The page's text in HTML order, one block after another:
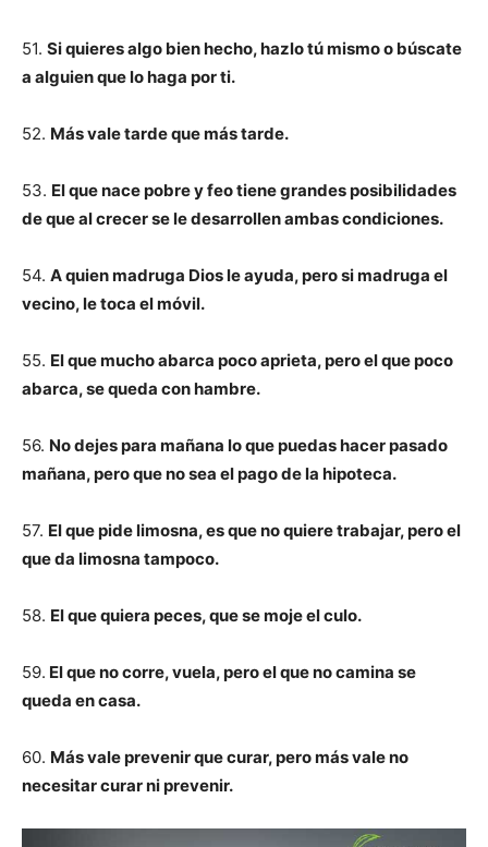
51. Si quieres algo bien hecho, hazlo tú mismo o búscate
a alguien que lo haga por ti.
52. Más vale tarde que más tarde.
53. El que nace pobre y feo tiene grandes posibilidades
de que al crecer se le desarrollenambas condiciones.
54. A quien madruga Dios le ayuda, pero si madruga el
vecino, le toca el móvil.
55. El que mucho abarca poco aprieta, pero el que poco
abarca, se queda con hambre.
56. No dejes para mañana lo que puedas hacer pasado
mañana, pero que no sea el pago de la hipoteca.
57. El que pide limosna, es que no quiere trabajar, pero el
que da limosna tampoco.
58. El que quiera peces, que se moje el culo.
59. El que no corre, vuela, pero el que no camina se
queda en casa.
60. Más vale prevenir que curar, pero más vale no
necesitar curar ni prevenir.